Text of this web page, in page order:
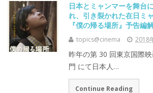
日本とミャンマーを舞台
れ、引き裂かれた在日ミ
『僕の帰る場所』予告編
topics@cinema 2018
昨年の第 30 回東京国際
門 にて日本人…
Continue Reading